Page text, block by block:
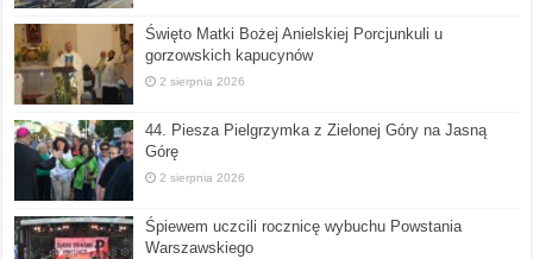
Święto Matki Bożej Anielskiej Porcjunkuli u
gorzowskich kapucynów
2 sierpnia 2026
44. Piesza Pielgrzymka z Zielonej Góry na Jasną
Górę
2 sierpnia 2026
Śpiewem uczcili rocznicę wybuchu Powstania
Warszawskiego